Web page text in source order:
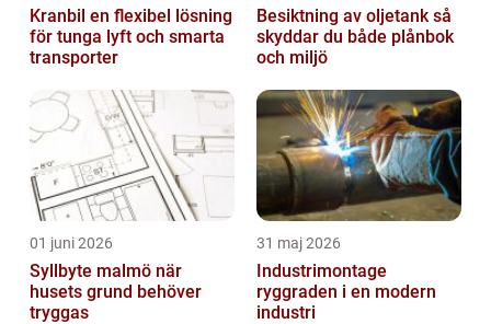
Kranbil en flexibel lösning
för tunga lyft och smarta
transporter
Besiktning av oljetank så
skyddar du både plånbok
och miljö
01 juni 2026
Syllbyte malmö när
husets grund behöver
tryggas
31 maj 2026
Industrimontage
ryggraden i en modern
industri